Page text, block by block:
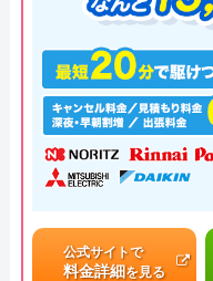
公式サイトで
料金詳細を見る